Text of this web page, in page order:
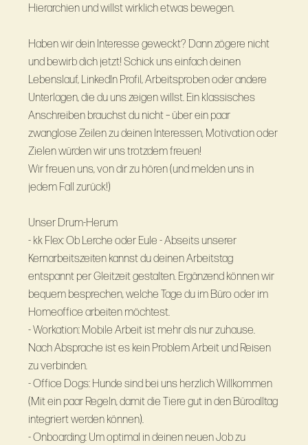
Hierarchien und willst wirklich etwas bewegen.
Haben wir dein Interesse geweckt? Dann zögere nicht
und bewirb dich jetzt! Schick uns einfach deinen
Lebenslauf, LinkedIn Profil, Arbeitsproben oder andere
Unterlagen, die du uns zeigen willst. Ein klassisches
Anschreiben brauchst du nicht – über ein paar
zwanglose Zeilen zu deinen Interessen, Motivation oder
Zielen würden wir uns trotzdem freuen!
Wir freuen uns, von dir zu hören (und melden uns in
jedem Fall zurück!)
Unser Drum-Herum
- kk Flex: Ob Lerche oder Eule - Abseits unserer
Kernarbeitszeiten kannst du deinen Arbeitstag
entspannt per Gleitzeit gestalten. Ergänzend können wir
bequem besprechen, welche Tage du im Büro oder im
Homeoffice arbeiten möchtest.
- Workation: Mobile Arbeit ist mehr als nur zuhause.
Nach Absprache ist es kein Problem Arbeit und Reisen
zu verbinden.
- Office Dogs: Hunde sind bei uns herzlich Willkommen
(Mit ein paar Regeln, damit die Tiere gut in den Büroalltag
integriert werden können).
- Onboarding: Um optimal in deinen neuen Job zu